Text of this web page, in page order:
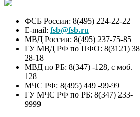
ФСБ России: 8(495) 224-22-22
E-mail: fsb@fsb.ru
МВД России: 8(495) 237-75-85
ГУ МВД РФ по ПФО: 8(3121)
28-18
МВД по РБ: 8(347) -128, с моб.
128
МЧС РФ: 8(495) 449 -99-99
ГУ МЧС РФ по РБ: 8(347) 233-
9999